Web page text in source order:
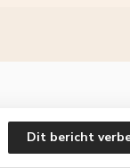
Dit bericht